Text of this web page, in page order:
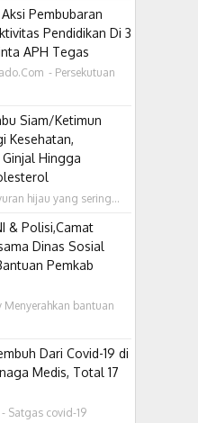
Pembubaran
Pendidikan Di 3
APH Tegas
- Persekutuan
Siam/Ketimun
Kesehatan,
Hingga
hijau yang sering...
& Polisi,Camat
Dinas Sosial
Pemkab
Menyerahkan bantuan
Dari Covid-19 di
Medis, Total 17
- Satgas covid-19